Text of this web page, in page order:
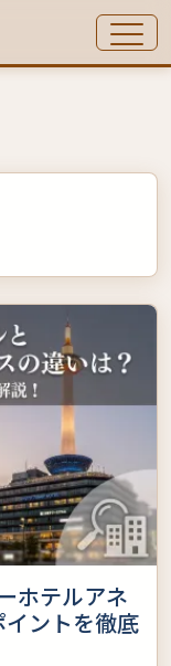
ホテルアネ
ントを徹底